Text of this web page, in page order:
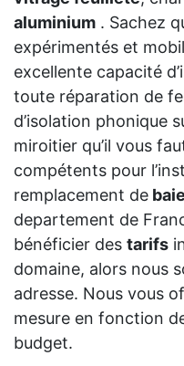
aluminium . Sachez
expérimentés et
excellente capacité
toute réparation de
d’isolation phonique
miroitier qu’il vous
compétents pour
remplacement de
departement de
bénéficier des tarifs
domaine, alors nous
adresse. Nous vous
mesure en fonction
budget.